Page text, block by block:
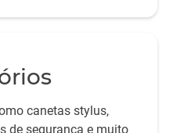
canetas stylus,
de segurança e muito